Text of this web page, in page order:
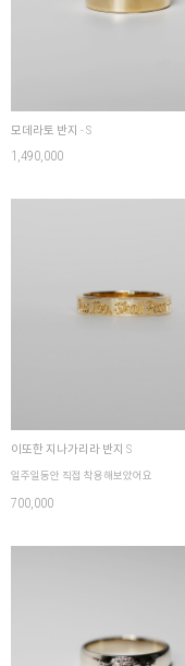
모데라토 반지 - S
1,490,000
이또한 지나가리라 반지 S
일주일동안 직접 착용해보았어요
700,000